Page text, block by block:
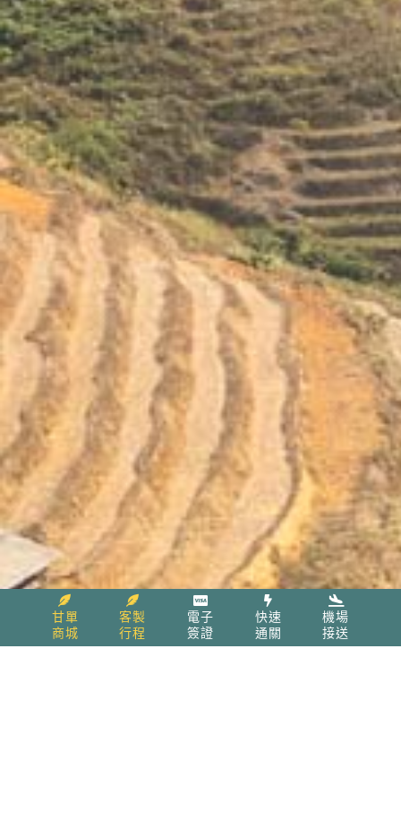
甘單
商城
客製
行程
電子
簽證
快速
通關
機場
接送